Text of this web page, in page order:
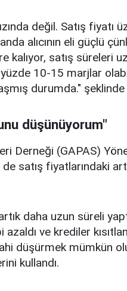
değil. Satış fiyatı
alıcının eli güçlü
satış süreleri
10-15 marjlar
durumda."
düşünüyorum"
Derneği (GAPAS)
fiyatlarındaki artış
daha uzun süreli
ve krediler
düşürmek mümkün
kullandı.